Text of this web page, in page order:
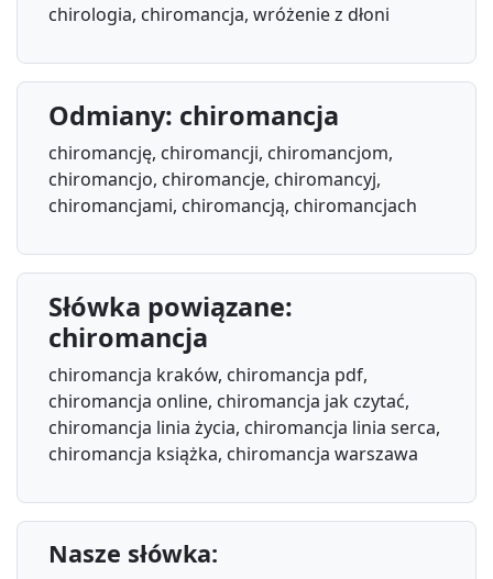
chirologia, chiromancja, wróżenie z dłoni
Odmiany: chiromancja
chiromancję, chiromancji, chiromancjom,
chiromancjo, chiromancje, chiromancyj,
chiromancjami, chiromancją, chiromancjach
Słówka powiązane:
chiromancja
chiromancja kraków, chiromancja pdf,
chiromancja online, chiromancja jak czytać,
chiromancja linia życia, chiromancja linia serca,
chiromancja książka, chiromancja warszawa
Nasze słówka: